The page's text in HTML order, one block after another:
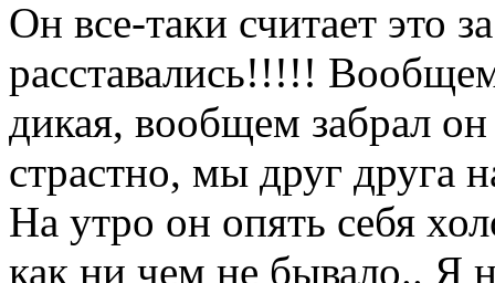
Он все-таки считает это
расставались!!!!!
дикая, вообщем забрал
страстно, мы друг
На утро он опять себя
как ни чем не бывало.. Я